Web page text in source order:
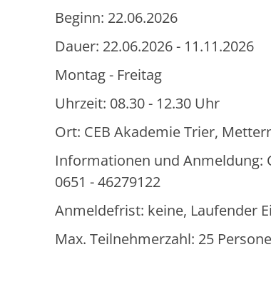
Beginn: 22.06.2026
Dauer: 22.06.2026 - 11.11.2026
Montag - Freitag
Uhrzeit: 08.30 - 12.30 Uhr
Ort: CEB Akademie Trier,
Informationen und Anmeldung:
0651 - 46279122
Anmeldefrist: keine, Laufender
Max. Teilnehmerzahl: 25